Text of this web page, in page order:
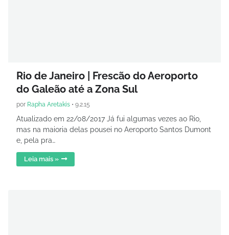
Rio de Janeiro | Frescão do Aeroporto
do Galeão até a Zona Sul
por Rapha Aretakis • 9.2.15
Atualizado em 22/08/2017 Já fui algumas vezes ao Rio,
mas na maioria delas pousei no Aeroporto Santos Dumont
e, pela pra…
Leia mais »